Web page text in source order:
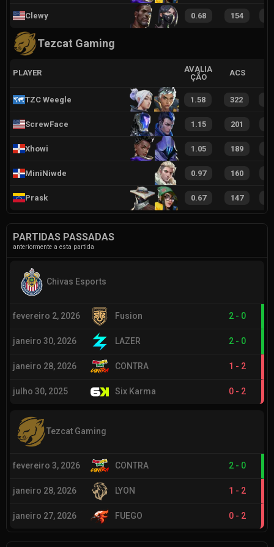
Clewy 0.68 154
Tezcat Gaming
PLAYER
AVALIA
ÇÃO
ACS
TZC Weegle 1.58 322
ScrewFace 1.15 201
Xhowi 1.05 189
MiniNiwde 0.97 160
Prask 0.67 147
PARTIDAS PASSADAS
anteriormente a esta partida
Chivas Esports
fevereiro 2, 2026 Fusion 2 - 0
janeiro 30, 2026 LAZER 2 - 0
janeiro 28, 2026 CONTRA 1 - 2
julho 30, 2025 Six Karma 0 - 2
Tezcat Gaming
fevereiro 3, 2026 CONTRA 2 - 0
janeiro 28, 2026 LYON 1 - 2
janeiro 27, 2026 FUEGO 0 - 2